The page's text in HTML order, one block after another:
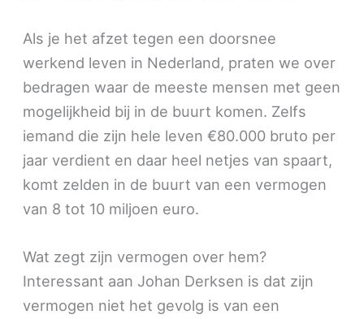
Als je het afzet tegen een doorsnee
werkend leven in Nederland, praten we over
bedragen waar de meeste mensen met geen
mogelijkheid bij in de buurt komen. Zelfs
iemand die zijn hele leven €80.000 bruto per
jaar verdient en daar heel netjes van spaart,
komt zelden in de buurt van een vermogen
van 8 tot 10 miljoen euro.
Wat zegt zijn vermogen over hem?
Interessant aan Johan Derksen is dat zijn
vermogen niet het gevolg is van een